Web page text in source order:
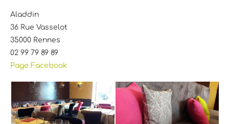
Aladdin
36 Rue Vasselot
35000 Rennes
02 99 79 89 89
Page Facebook